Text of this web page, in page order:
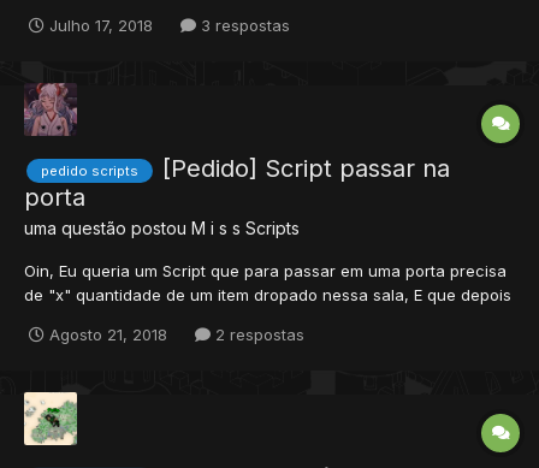
coisa também, como coloco mudança no tempo e clima do ot?,
Julho 17, 2018 3 respostas
pedido scripts
[Pedido] Script passar na
porta
uma questão postou M i s s Scripts
Oin, Eu queria um Script que para passar em uma porta precisa
de "x" quantidade de um item dropado nessa sala, E que depois
Cp. A sala é assim https://prnt.sc/klckl7 agradeço s2.
Agosto 21, 2018 2 respostas